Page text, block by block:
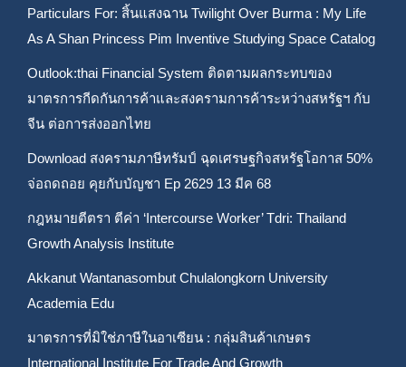
Particulars For: สิ้นแสงฉาน Twilight Over Burma : My Life
As A Shan Princess Pim Inventive Studying Space Catalog
Outlook:thai Financial System ติดตามผลกระทบของ
มาตรการกีดกันการค้าและสงครามการค้าระหว่างสหรัฐฯ กับ
จีน ต่อการส่งออกไทย
Download สงครามภาษีทรัมป์ ฉุดเศรษฐกิจสหรัฐโอกาส 50%
จ่อถดถอย คุยกับบัญชา Ep 2629 13 มีค 68
กฎหมายตีตรา ตีค่า ‘Intercourse Worker’ Tdri: Thailand
Growth Analysis Institute
Akkanut Wantanasombut Chulalongkorn University
Academia Edu
มาตรการที่มิใช่ภาษีในอาเซียน : กลุ่มสินค้าเกษตร
International Institute For Trade And Growth